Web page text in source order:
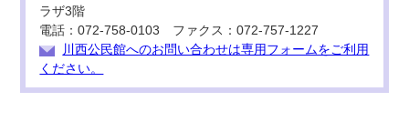
ラザ3階
電話：072-758-0103 ファクス：072-757-1227
川西公民館へのお問い合わせは専用フォームをご利用
ください。